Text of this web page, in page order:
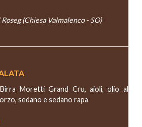
(Chiesa Valmalenco - SO)
Birra Moretti Grand Cru, aioli, olio al
sedano e sedano rapa